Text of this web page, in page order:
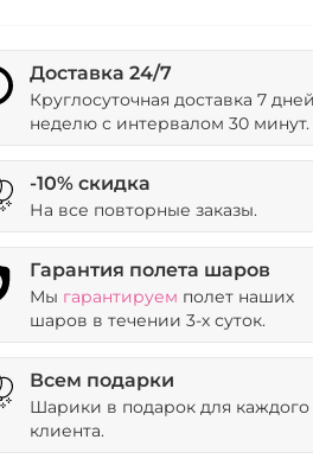
Доставка 24/7
Круглосуточная доставка 7
неделю с интервалом 30 минут.
-10% скидка
На все повторные заказы.
Гарантия полета шаров
Мы гарантируем полет наших
шаров в течении 3-х суток.
Всем подарки
Шарики в подарок для каждого
клиента.